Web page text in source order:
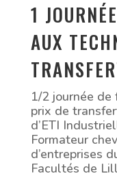
1
AUX
1/2 journée
prix de
d’ETI
Formateur
d’entreprises
Facultés de